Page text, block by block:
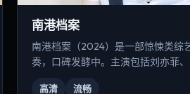
南港档案
南港档案（2024）是一部惊悚类综
奏，口碑发酵中。主演包括刘亦菲、
高清 流畅